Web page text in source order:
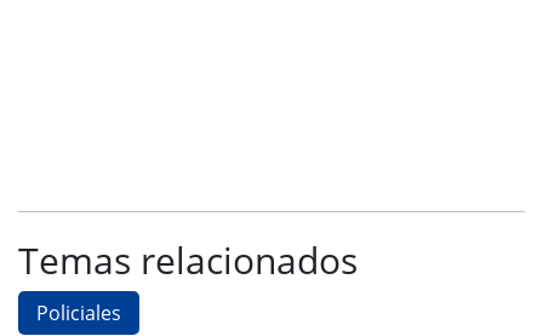
Temas relacionados
Policiales